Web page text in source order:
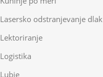
Lasersko odstranjevanje dlak
Lektoriranje
Logistika
Lubje